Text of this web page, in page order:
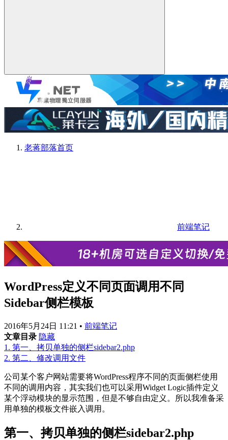
老蒋部落首页
前端笔记
WordPress定义不同页面调用不同
Sidebar侧栏模板
2016年5月24日 11:21 • 前端笔记
文章目录 隐藏
1. 第一、拷贝单独的侧栏sidebar2.php
2. 第二、修改调用文件
公司某个客户网站需要将WordPress程序不同的页面侧栏使用
不同的调用内容，其实我们也可以采用Widget Logic插件定义
某个浮动模块的显示范围，但是不够自由定义。所以我准备采
用单独的模板文件嵌入调用。
第一、拷贝单独的侧栏sidebar2.php